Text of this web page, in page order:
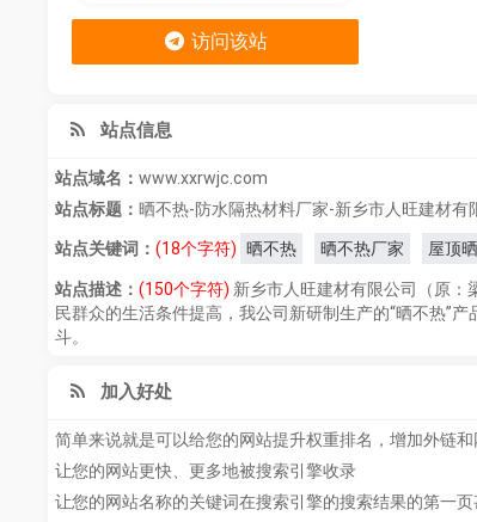
访问该站
站点信息
站点域名： www.xxrwjc.com
站点标题： 晒不热-防水隔热材料厂家-新乡市人旺建材有
站点关键词： (18个字符) 晒不热 晒不热厂家 屋顶
站点描述： (150个字符) 新乡市人旺建材有限公司（原：
民群众的生活条件提高，我公司新研制生产的“晒不热”
斗。
加入好处
简单来说就是可以给您的网站提升权重排名，增加外链
让您的网站更快、更多地被搜索引擎收录
让您的网站名称的关键词在搜索引擎的搜索结果的第一